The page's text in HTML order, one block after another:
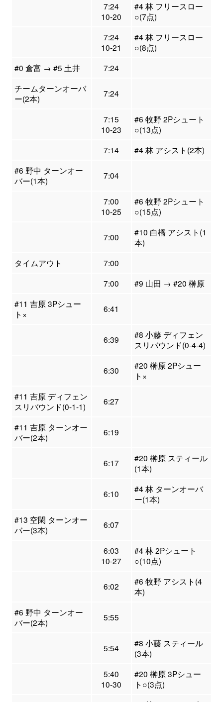
7:24
10-20
#4 林 フリースロー
○(7点)
7:24
10-21
#4 林 フリースロー
○(8点)
#0 倉富 → #5 土井
7:24
チームターンオーバ
ー(2本)
7:24
7:15
10-23
#6 牧野 2Pシュート
○(13点)
7:14
#4 林 アシスト(2本)
#6 野中 ターンオー
バー(1本)
7:04
7:00
10-25
#6 牧野 2Pシュート
○(15点)
7:00
#10 白橋 アシスト(1
本)
タイムアウト
7:00
7:00
#9 山田 → #20 榊原
#11 吉原 3Pシュー
ト×
6:41
6:39
#8 小藤 ディフェン
スリバウンド(0-4-4)
6:30
#20 榊原 2Pシュー
ト×
#11 吉原 ディフェン
スリバウンド(0-1-1)
6:27
#11 吉原 ターンオー
バー(2本)
6:19
6:17
#20 榊原 スティール
(1本)
6:10
#4 林 ターンオーバ
ー(1本)
#13 空閑 ターンオー
バー(3本)
6:07
6:03
10-27
#4 林 2Pシュート
○(10点)
6:02
#6 牧野 アシスト(4
本)
#6 野中 ターンオー
バー(2本)
5:55
5:54
#8 小藤 スティール
(3本)
5:40
10-30
#20 榊原 3Pシュー
ト○(3点)